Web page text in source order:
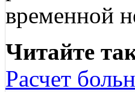
временной
Читайте
Расчет